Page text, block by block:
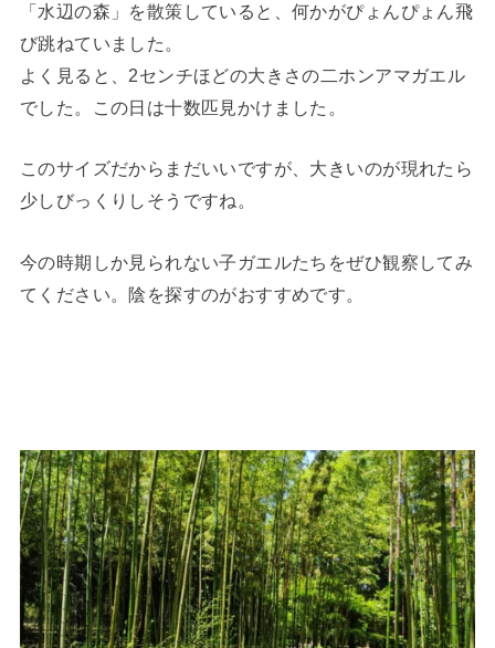
「水辺の森」を散策していると、何かがぴょんぴょん飛
び跳ねていました。
よく見ると、2センチほどの大きさの二ホンアマガエル
でした。この日は十数匹見かけました。
このサイズだからまだいいですが、大きいのが現れたら
少しびっくりしそうですね。
今の時期しか見られない子ガエルたちをぜひ観察してみ
てください。陰を探すのがおすすめです。